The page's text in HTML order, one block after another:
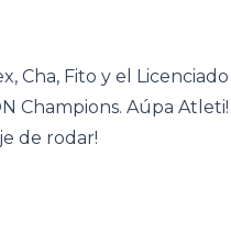
Cha, Fito y el
Champions. Aúpa Atleti!
de rodar!